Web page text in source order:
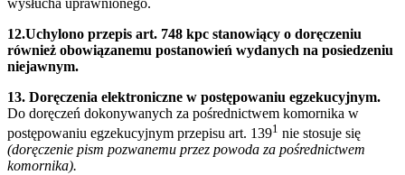
wysłucha uprawnionego.
12.Uchylono przepis art. 748 kpc stanowiący o doręczeniu
również obowiązanemu postanowień wydanych na posiedzeniu
niejawnym.
13. Doręczenia elektroniczne w postępowaniu egzekucyjnym.
Do doręczeń dokonywanych za pośrednictwem komornika w
postępowaniu egzekucyjnym przepisu art. 1391 nie stosuje się
(doręczenie pism pozwanemu przez powoda za pośrednictwem
komornika).